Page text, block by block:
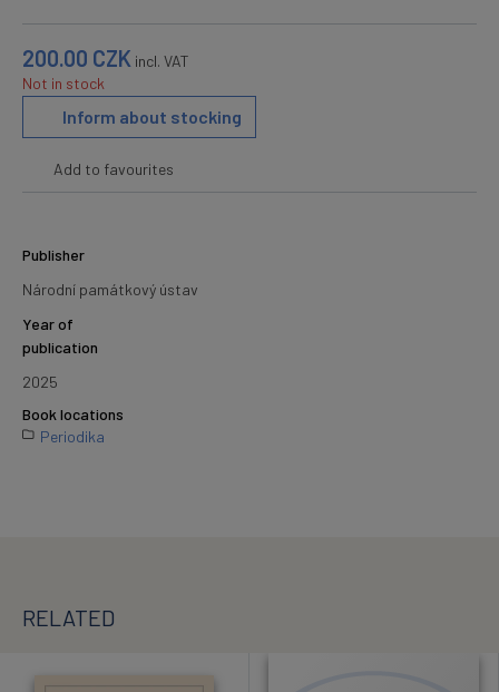
200.00 CZK incl. VAT
Not in stock
Inform about stocking
Add to favourites
Publisher
Národní památkový ústav
Year of
publication
2025
Book locations
Periodika
RELATED